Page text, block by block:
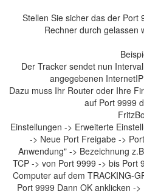
Stellen Sie sicher das der Port
Rechner durch gelassen
Der Tracker sendet nun
angegebenen
Dazu muss Ihr Router oder Ihre
auf Port 9999
Einstellungen -> Erweiterte
-> Neue Port Freigabe ->
Anwendung" -> Bezeichnung
TCP -> von Port 9999 -> bis Port
Computer auf dem TRACKING-
Port 9999 Dann OK anklicken -